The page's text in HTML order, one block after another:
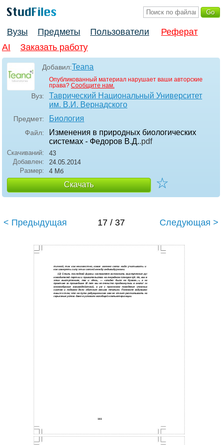
Вузы Предметы Пользователи
Реферат
AI
Заказать работу
Добавил:Teana
Опубликованный материал нарушает ваши авторские
права? Сообщите нам.
Вуз:
Таврический Национальный Университет
им. В.И. Вернадского
Предмет: Биология
Файл:
Изменения в природных биологических
системах - Федоров В.Д..pdf
Скачиваний:
43
Добавлен:
24.05.2014
Размер:
4 Мб
Скачать ☆
< Предыдущая 17 / 37 Следующая >
тичной, так как неизвестно, какие именно связи надо учитывать и
как измерять силу этих связей между индивидуумами.
13) Стиль последней фразы заставляет вспомнить выступления ру!
ководителей партии и правительства на очередном пленуме ЦК. Но, как в
этих выступлениях, так и здесь, — «гладко было на бумаге...», а на
практике за прошедшие 30 лет мы не очень!то продвинулись в анали! зе
многообразия взаимодействий, а уж с прогнозом поведения сложных
систем и подавно дело обстоит весьма печально. Поневоле задумыва!
ешься о том, что на пути редукционизма нам не стоит рассчитывать на
серьезные успехи даже в условиях всеобщей компьютеризации.
161